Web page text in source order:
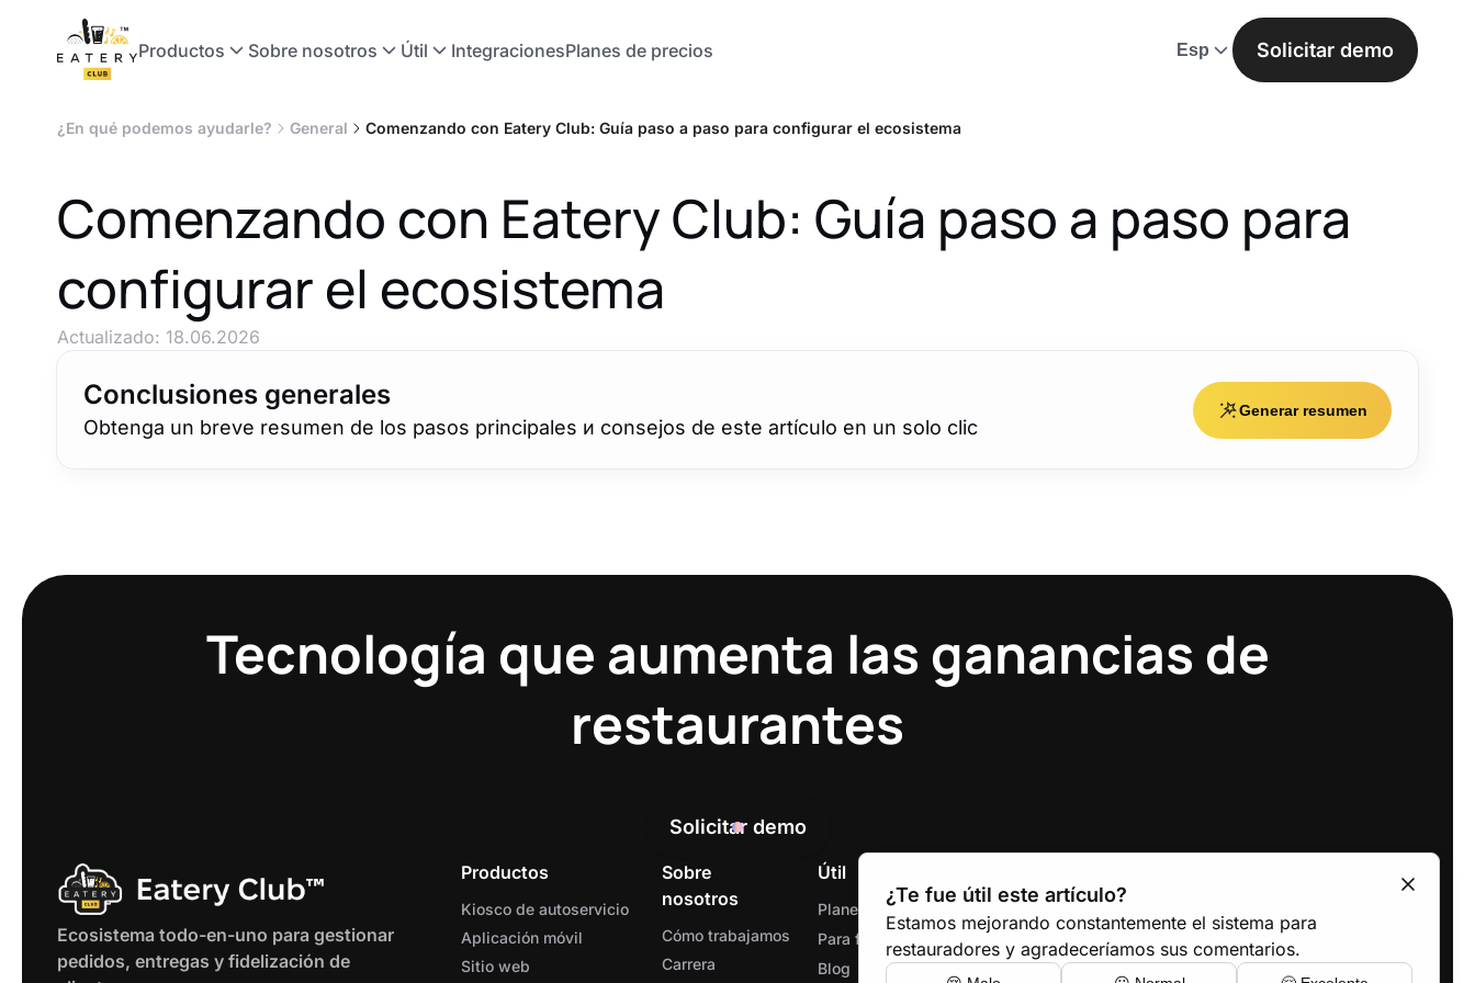
Productos Sobre nosotros Útil IntegracionesPlanes de precios Esp Solicitar demo
¿En qué podemos ayudarle? General Comenzando con Eatery Club: Guía paso a paso para configurar el ecosistema
Comenzando con Eatery Club: Guía paso a paso para
configurar el ecosistema
Actualizado: 18.06.2026
Conclusiones generales
Obtenga un breve resumen de los pasos principales и consejos de este artículo en un solo clic
Generar resumen
¿Te fue útil este artículo?
Estamos mejorando constantemente el sistema para
restauradores y agradeceríamos sus comentarios.
Tecnología que aumenta las ganancias de
restaurantes
Solicitar demo
Ecosistema todo-en-uno para gestionar
pedidos, entregas y fidelización de
Productos
Kiosco de autoservicio
Aplicación móvil
Sitio web
Sobre
nosotros
Cómo trabajamos
Carrera
Útil
Planes tarifarios
Para franquicias
Enterprise
Blog
sistemas POS
servicios de entrega
Finanzas
Privacidad
Privacidad de la